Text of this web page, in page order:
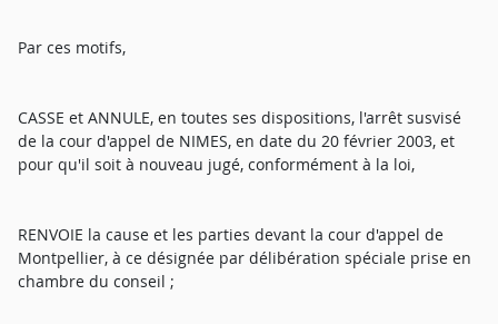
Par ces motifs,
CASSE et ANNULE, en toutes ses dispositions, l'arrêt susvisé
de la cour d'appel de NIMES, en date du 20 février 2003, et
pour qu'il soit à nouveau jugé, conformément à la loi,
RENVOIE la cause et les parties devant la cour d'appel de
Montpellier, à ce désignée par délibération spéciale prise en
chambre du conseil ;